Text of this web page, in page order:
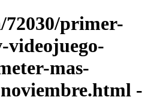
primer-
mas-
-